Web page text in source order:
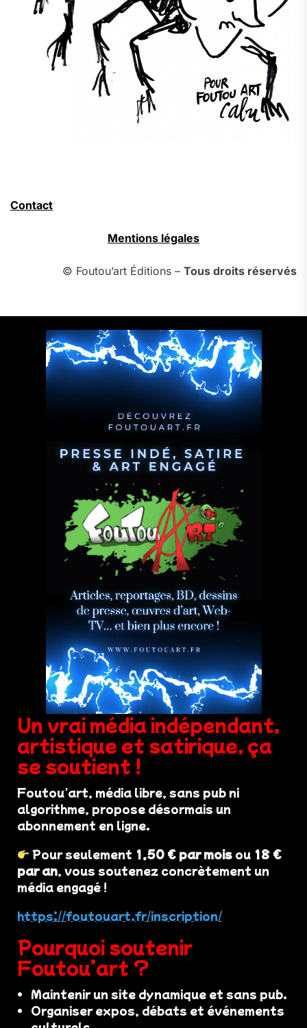
Contact
Mentions légales
© Foutou’art Éditions – Tous droits réservés
Un vrai média indépendant,
artistique et satirique, ça
se soutient !
Foutou'art, média libre, sans pub ni
algorithme, propose désormais un
abonnement en ligne.
Pour seulement 1,50 € par mois ou 18 €
par an, vous soutenez concrètement un
média engagé !
https://foutouart.fr/inscription/
Pourquoi soutenir
Foutou’art ?
Maintenir un site dynamique et sans pub.
Organiser expos, débats et événements